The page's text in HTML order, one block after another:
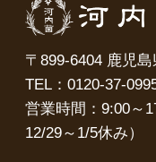
〒899-6404 鹿児
TEL：0120-37-
営業時間：9:00～
12/29～1/5休み）